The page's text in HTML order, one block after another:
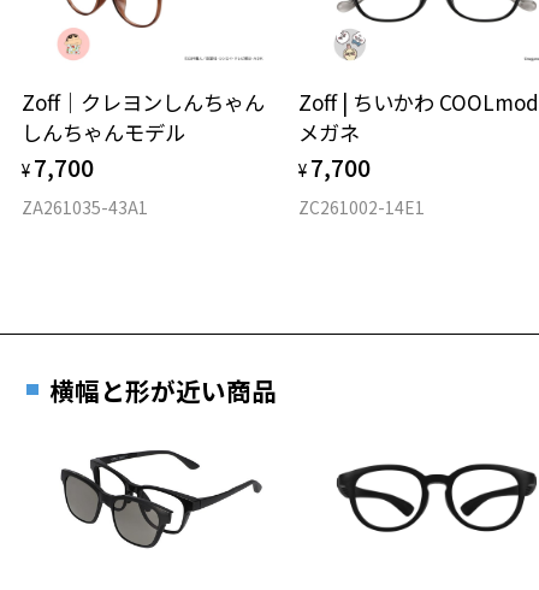
タイプ
材質
Zoff｜クレヨンしんちゃん
しんちゃんモデル
¥ 7,700
ZA261035-43A1
Zoff | ちいかわ
メガネ
¥ 7,700
ZC261002-14E1
横幅と形が近い商品